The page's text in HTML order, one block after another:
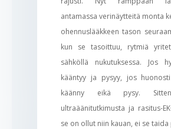
antamassa verinäytteitä monta
ohennuslääkkeen tason
kun se tasoittuu, rytmiä
sähköllä nukutuksessa. Jos
kääntyy ja pysyy, jos
käänny eikä pysy.
ultraäänitutkimusta ja rasitus-
se on ollut niin kauan, ei se taida